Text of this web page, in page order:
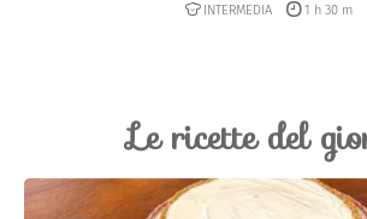
INTERMEDIA 1 h 30 m
Le ricette del